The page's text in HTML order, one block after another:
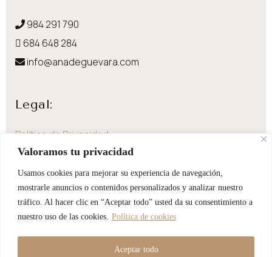
Valoramos tu privacidad
Usamos cookies para mejorar su experiencia de navegación,
mostrarle anuncios o contenidos personalizados y analizar nuestro
tráfico. Al hacer clic en “Aceptar todo” usted da su consentimiento a
nuestro uso de las cookies. Política de cookies
Aceptar todo
984 291 790
684 648 284
info@anadeguevara.com
Legal:
Política de Privacidad
Aviso Legal
Política de Cookies
Envíos y devoluciones
Accesibilidad